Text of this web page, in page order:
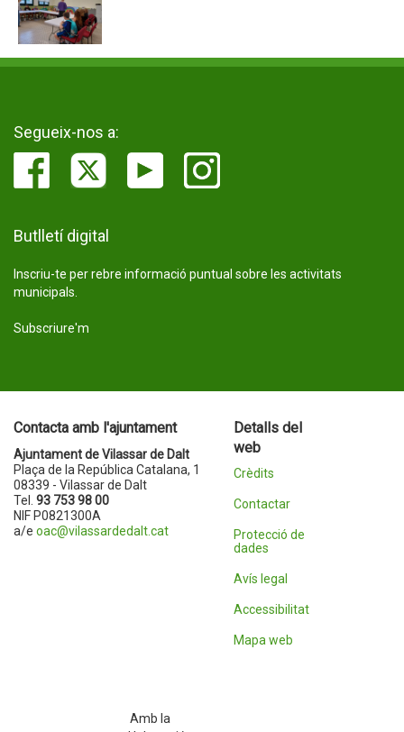
Segueix-nos a:
Butlletí digital
Inscriu-te per rebre informació puntual sobre les activitats
municipals.
Subscriure'm
Contacta amb l'ajuntament
Ajuntament de Vilassar de Dalt
Plaça de la República Catalana, 1
08339 - Vilassar de Dalt
Tel. 93 753 98 00
NIF P0821300A
a/e oac@vilassardedalt.cat
Detalls del
web
Crèdits
Contactar
Protecció de
dades
Avís legal
Accessibilitat
Mapa web
Amb la